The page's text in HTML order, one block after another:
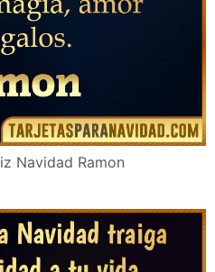
Navidad Ramon